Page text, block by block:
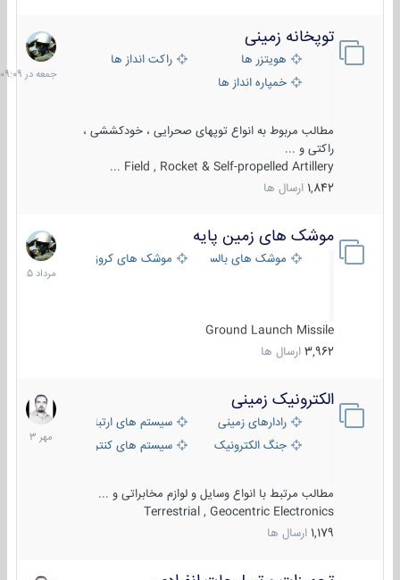
توپخانه زمینی
هویتزر ها
راکت انداز ها
خمپاره انداز ها
مطالب مربوط به انواع توپهای صحرایی ، خودکششی ،
راکتی و ...
Field , Rocket & Self-propelled Artillery ...
1,842 ارسال ها
جمعه
در
09:09
موشک های زمین پایه
موشک های بالستیک موشک های کروز
Ground Launch Missile
3,962 ارسال ها
2
مرداد
1405
الکترونیک زمینی
رادارهای زمینی
سیستم های ارتباطی و جمع آوری
جنگ الکترونیک
سیستم های کنترل آتش و تجهیزات
مطالب مرتبط با انواع وسایل و لوازم مخابراتی و ...
Terrestrial , Geocentric Electronics
1,179 ارسال ها
1
مهر
1403